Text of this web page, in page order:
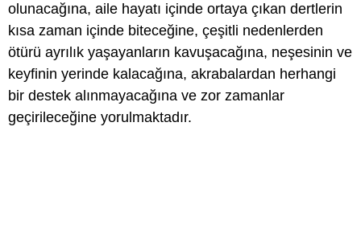
olunacağına, aile hayatı içinde ortaya çıkan dertlerin
kısa zaman içinde biteceğine, çeşitli nedenlerden
ötürü ayrılık yaşayanların kavuşacağına, neşesinin ve
keyfinin yerinde kalacağına, akrabalardan herhangi
bir destek alınmayacağına ve zor zamanlar
geçirileceğine yorulmaktadır.